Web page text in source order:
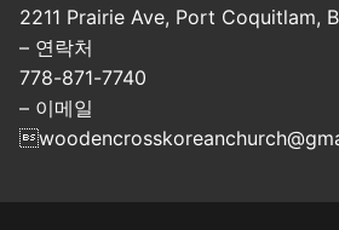
2211 Prairie Ave, Port Coquitlam,
– 연락처
778-871-7740
– 이메일